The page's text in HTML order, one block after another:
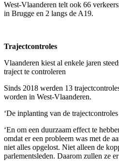
West-Vlaanderen telt ook 66
in Brugge en 2 langs de A19.
Trajectcontroles
Vlaanderen kiest al enkele jaren
traject te controleren
Sinds 2018 werden 13
worden in West-Vlaanderen.
‘De inplanting van de
‘En om een duurzaam effect te
omdat er een probleem was met de
niet alles opgelost. Niet alleen de
parlementsleden. Daarom zullen ze